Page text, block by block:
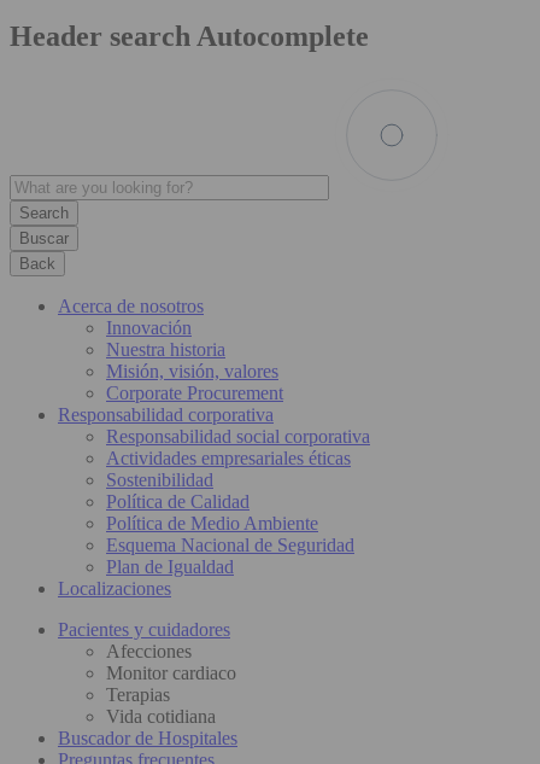
Header search Autocomplete
Buscar
Back
Acerca de nosotros
Innovación
Nuestra historia
Misión, visión, valores
Corporate Procurement
Responsabilidad corporativa
Responsabilidad social corporativa
Actividades empresariales éticas
Sostenibilidad
Política de Calidad
Política de Medio Ambiente
Esquema Nacional de Seguridad
Plan de Igualdad
Localizaciones
Pacientes y cuidadores
Afecciones
Monitor cardiaco
Terapias
Vida cotidiana
Buscador de Hospitales
Preguntas frecuentes